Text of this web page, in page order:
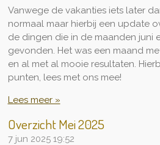
Vanwege de vakanties iets later
normaal maar hierbij een update
de dingen die in de maanden juni
gevonden. Het was een maand
en al met al mooie resultaten.
punten, lees met ons mee!
Lees meer »
Overzicht Mei 2025
7 jun 2025 19:52